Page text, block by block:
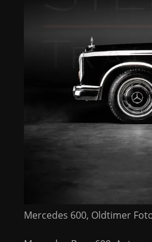
Mercedes 600, Oldtimer